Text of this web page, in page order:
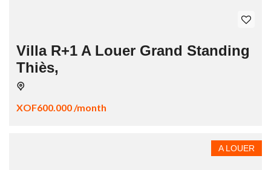
Villa R+1 A Louer Grand Standing
Thiès,
XOF600.000 /month
A LOUER